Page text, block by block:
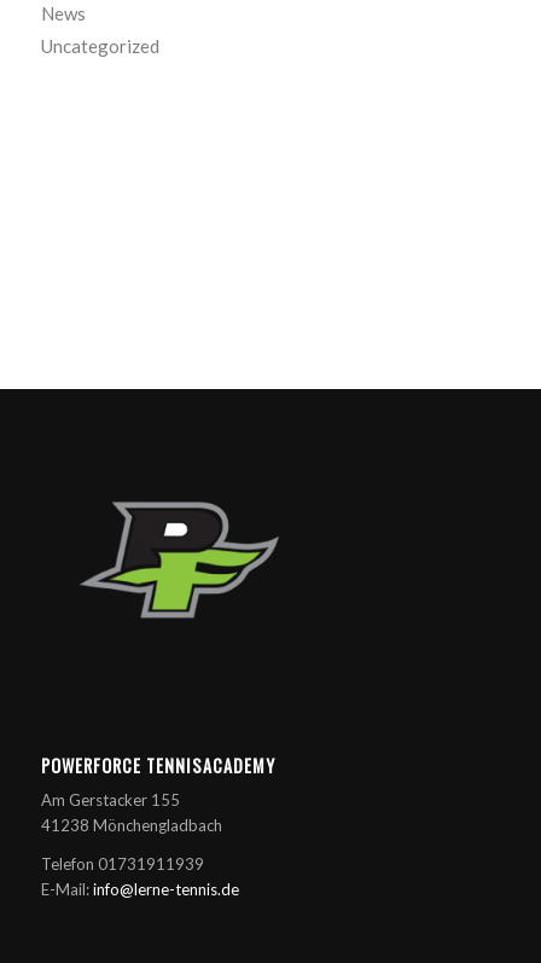
News
Uncategorized
POWERFORCE TENNISACADEMY
Am Gerstacker 155
41238 Mönchengladbach
Telefon 01731911939
E-Mail:info@lerne-tennis.de